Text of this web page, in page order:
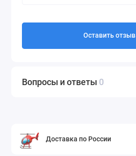
Оставить отзыв
Вопросы и ответы 0
Доставка по России